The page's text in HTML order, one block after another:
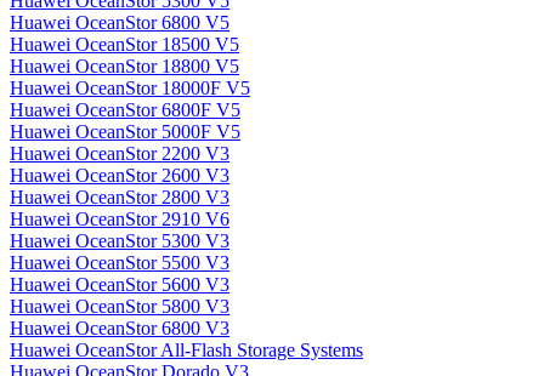
Huawei OceanStor 6800 V5
Huawei OceanStor 18500 V5
Huawei OceanStor 18800 V5
Huawei OceanStor 18000F V5
Huawei OceanStor 6800F V5
Huawei OceanStor 5000F V5
Huawei OceanStor 2200 V3
Huawei OceanStor 2600 V3
Huawei OceanStor 2800 V3
Huawei OceanStor 2910 V6
Huawei OceanStor 5300 V3
Huawei OceanStor 5500 V3
Huawei OceanStor 5600 V3
Huawei OceanStor 5800 V3
Huawei OceanStor 6800 V3
Huawei OceanStor All-Flash Storage Systems
Huawei OceanStor Dorado V3